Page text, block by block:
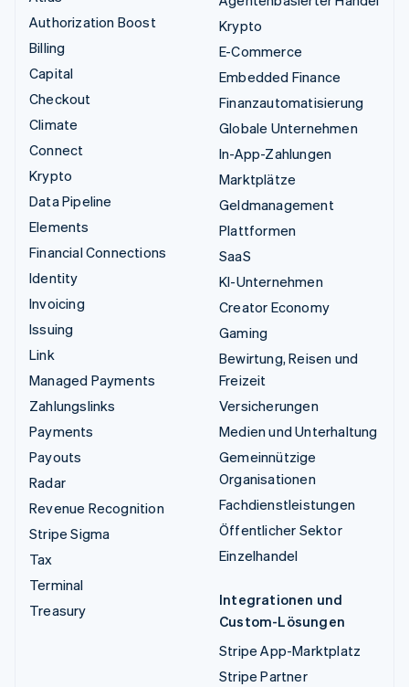
Authorization Boost
Billing
Capital
Checkout
Climate
Connect
Krypto
Data Pipeline
Elements
Financial Connections
Identity
Invoicing
Issuing
Link
Managed Payments
Zahlungslinks
Payments
Payouts
Radar
Revenue Recognition
Stripe Sigma
Tax
Terminal
Treasury
Krypto
E-Commerce
Embedded Finance
Finanzautomatisierung
Globale Unternehmen
In-App-Zahlungen
Marktplätze
Geldmanagement
Plattformen
SaaS
KI-Unternehmen
Creator Economy
Gaming
Bewirtung, Reisen und
Freizeit
Versicherungen
Medien und Unterhaltung
Gemeinnützige
Organisationen
Fachdienstleistungen
Öffentlicher Sektor
Einzelhandel
Integrationen und
Custom-Lösungen
Stripe App-Marktplatz
Stripe Partner